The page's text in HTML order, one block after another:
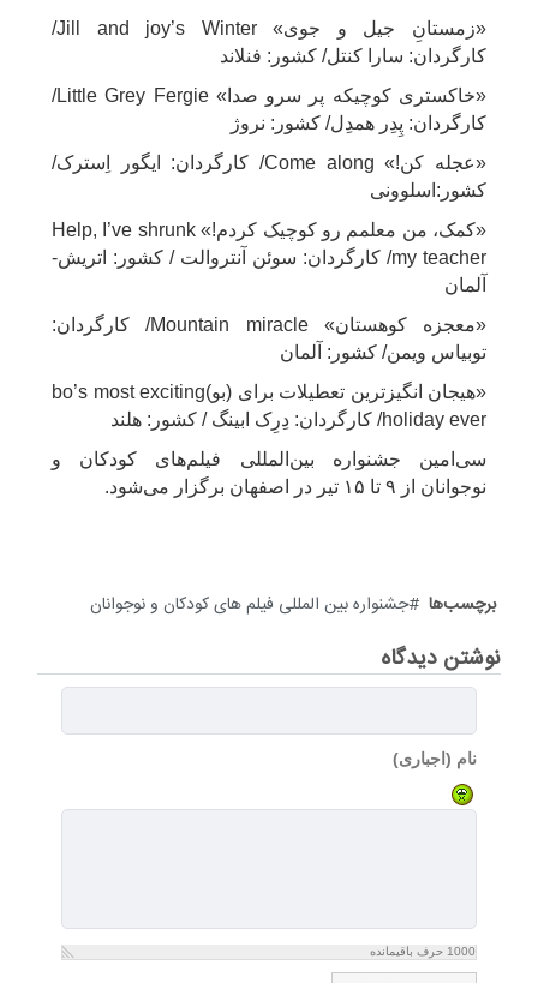
«زمستانِ جیل و جوی» Jill and joy’s Winter/
کارگردان: سارا کنتل/ کشور: فنلاند
«خاکستری کوچیکه پر سرو صدا» Little Grey Fergie/
کارگردان: پِدِر همدِل/ کشور: نروژ
«عجله کن!» Come along/ کارگردان: ایگور اِسترک/
کشور:اسلوونی
«کمک، من معلمم رو کوچیک کردم!» Help, I’ve shrunk
my teacher/ کارگردان: سوئن آنتروالت / کشور: اتریش-
آلمان
«معجزه کوهستان» Mountain miracle/ کارگردان:
توبیاس ویمن/ کشور: آلمان
«هیجان انگیزترین تعطیلات برای (بو)bo’s most exciting
holiday ever/ کارگردان: دِرِک ابینگ / کشور: هلند
سی‌امین جشنواره بین‌المللی فیلم‌های کودکان و
نوجوانان از ۹ تا ۱۵ تیر در اصفهان برگزار می‌شود.
برچسب‌ها جشنواره بین المللی فیلم های کودکان و نوجوانان
نوشتن دیدگاه
نام (اجباری)
1000 حرف باقیمانده